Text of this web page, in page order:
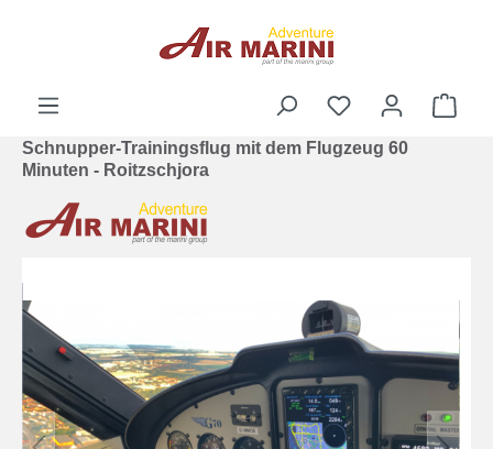
Schnupper-Trainingsflug mit dem Flugzeug 60
Minuten - Roitzschjora